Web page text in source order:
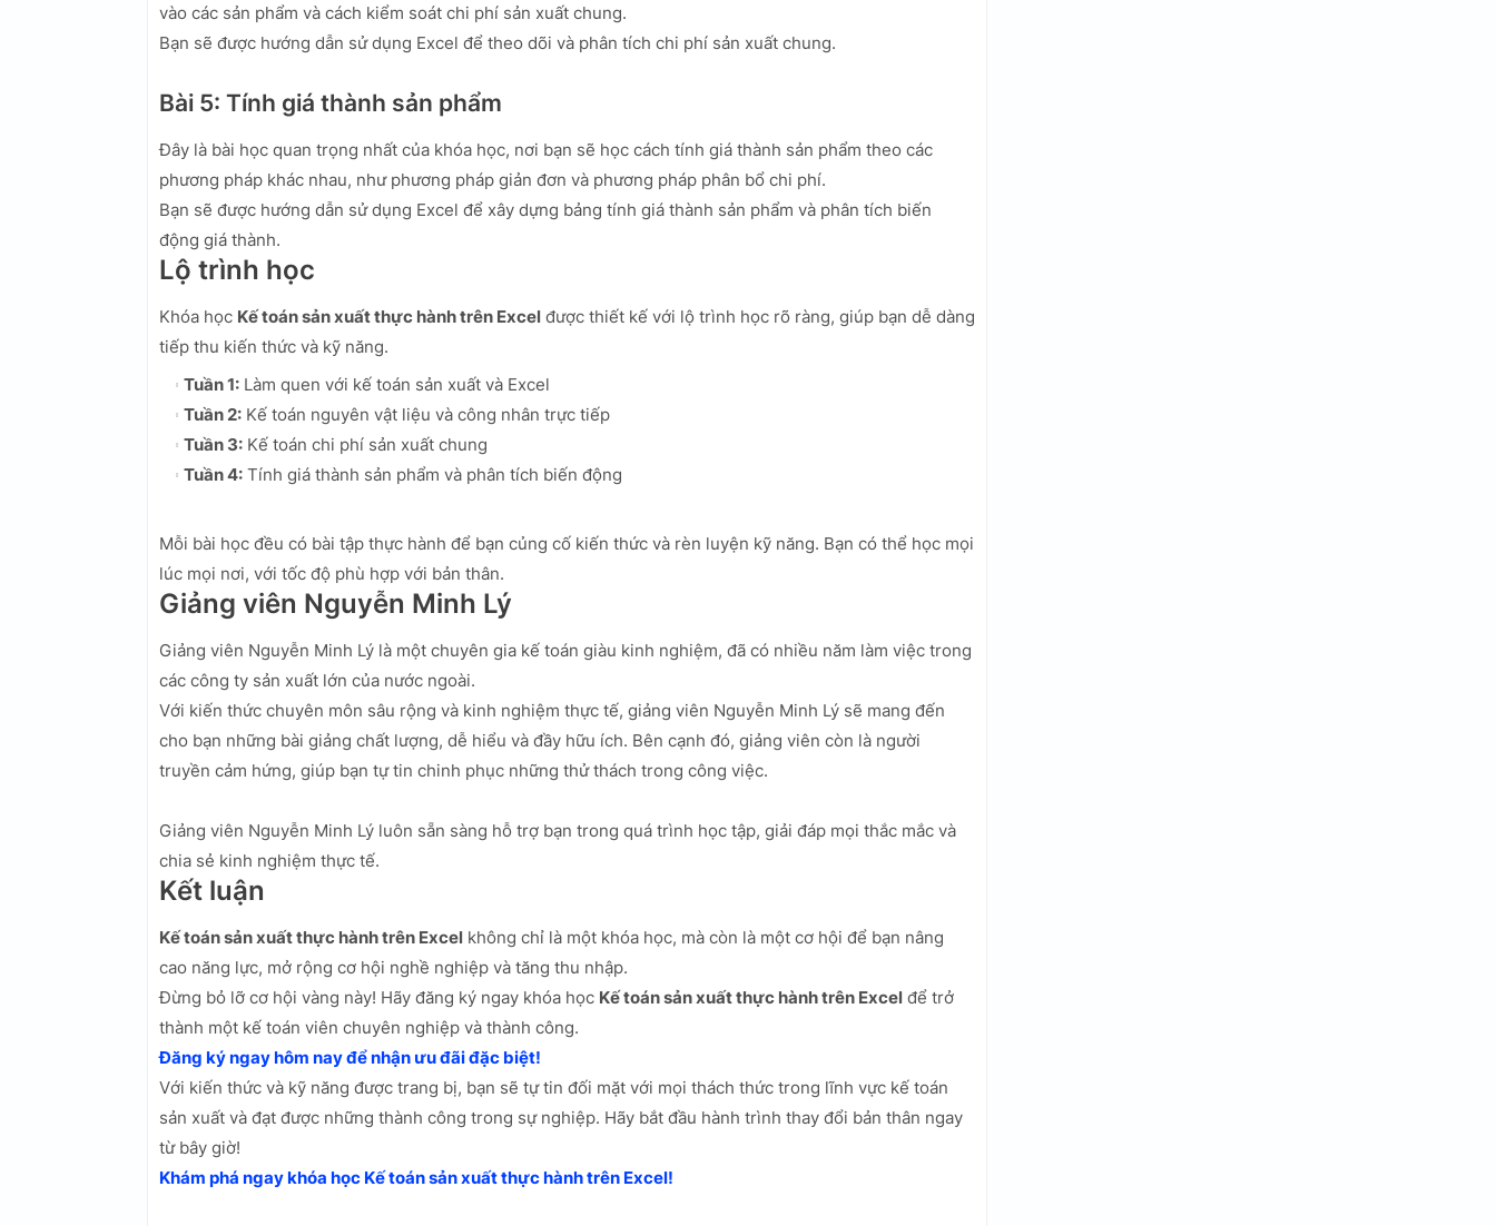
vào các sản phẩm và cách kiểm soát chi phí sản xuất chung.
Bạn sẽ được hướng dẫn sử dụng Excel để theo dõi và phân tích chi phí sản xuất chung.
Bài 5: Tính giá thành sản phẩm
Đây là bài học quan trọng nhất của khóa học, nơi bạn sẽ học cách tính giá thành sản phẩm theo các
phương pháp khác nhau, như phương pháp giản đơn và phương pháp phân bổ chi phí.
Bạn sẽ được hướng dẫn sử dụng Excel để xây dựng bảng tính giá thành sản phẩm và phân tích biến
động giá thành.
Lộ trình học
Khóa học Kế toán sản xuất thực hành trên Excel được thiết kế với lộ trình học rõ ràng, giúp bạn dễ dàng
tiếp thu kiến thức và kỹ năng.
Tuần 1: Làm quen với kế toán sản xuất và Excel
Tuần 2: Kế toán nguyên vật liệu và công nhân trực tiếp
Tuần 3: Kế toán chi phí sản xuất chung
Tuần 4: Tính giá thành sản phẩm và phân tích biến động
Mỗi bài học đều có bài tập thực hành để bạn củng cố kiến thức và rèn luyện kỹ năng. Bạn có thể học mọi
lúc mọi nơi, với tốc độ phù hợp với bản thân.
Giảng viên Nguyễn Minh Lý
Giảng viên Nguyễn Minh Lý là một chuyên gia kế toán giàu kinh nghiệm, đã có nhiều năm làm việc trong
các công ty sản xuất lớn của nước ngoài.
Với kiến thức chuyên môn sâu rộng và kinh nghiệm thực tế, giảng viên Nguyễn Minh Lý sẽ mang đến
cho bạn những bài giảng chất lượng, dễ hiểu và đầy hữu ích. Bên cạnh đó, giảng viên còn là người
truyền cảm hứng, giúp bạn tự tin chinh phục những thử thách trong công việc.
Giảng viên Nguyễn Minh Lý luôn sẵn sàng hỗ trợ bạn trong quá trình học tập, giải đáp mọi thắc mắc và
chia sẻ kinh nghiệm thực tế.
Kết luận
Kế toán sản xuất thực hành trên Excel không chỉ là một khóa học, mà còn là một cơ hội để bạn nâng
cao năng lực, mở rộng cơ hội nghề nghiệp và tăng thu nhập.
Đừng bỏ lỡ cơ hội vàng này! Hãy đăng ký ngay khóa học Kế toán sản xuất thực hành trên Excel để trở
thành một kế toán viên chuyên nghiệp và thành công.
Đăng ký ngay hôm nay để nhận ưu đãi đặc biệt!
Với kiến thức và kỹ năng được trang bị, bạn sẽ tự tin đối mặt với mọi thách thức trong lĩnh vực kế toán
sản xuất và đạt được những thành công trong sự nghiệp. Hãy bắt đầu hành trình thay đổi bản thân ngay
từ bây giờ!
Khám phá ngay khóa học Kế toán sản xuất thực hành trên Excel!